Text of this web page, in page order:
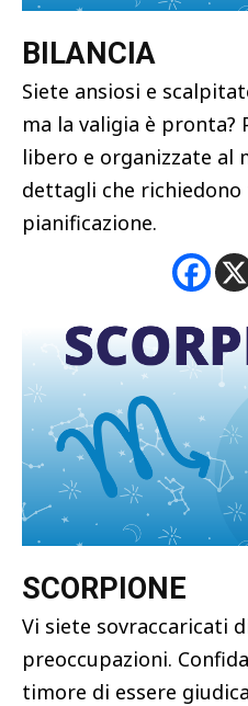
BILANCIA
Siete ansiosi e
ma la valigia è pronta?
libero e organizzate al
dettagli che richiedono
pianificazione.
SCORPIONE
Vi siete sovraccaricati
preoccupazioni.
timore di essere